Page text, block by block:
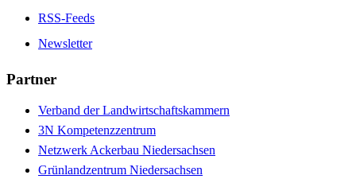
RSS-Feeds
Newsletter
Partner
Verband der Landwirtschaftskammern
3N Kompetenzzentrum
Netzwerk Ackerbau Niedersachsen
Grünlandzentrum Niedersachsen